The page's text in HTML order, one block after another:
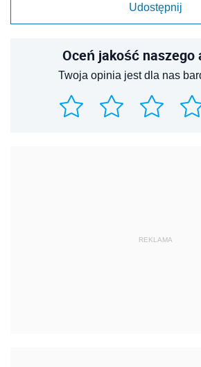
Udostępnij
Oceń jakość naszego
Twoja opinia jest dla nas
REKLAMA